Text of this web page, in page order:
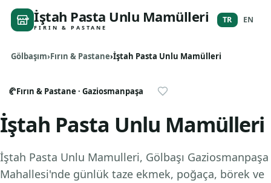
İştah Pasta Unlu Mamülleri
FIRIN & PASTANE
TR EN
Gölbaşım Fırın & Pastane İştah Pasta Unlu Mamülleri
🥐Fırın & Pastane · Gaziosmanpaşa
İştah Pasta Unlu Mamülleri
İştah Pasta Unlu Mamulleri, Gölbaşı Gaziosmanpaşa
Mahallesi'nde günlük taze ekmek, poğaça, börek ve